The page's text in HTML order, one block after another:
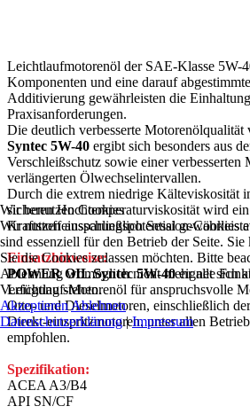
Leichtlaufmotorenöl der SAE-Klasse 5W-
Komponenten und eine darauf
Additivierung gewährleisten die
Praxisanforderungen.
Die deutlich verbesserte Motorenölqualität
Syntec 5W-40 ergibt sich besonders aus
Verschleißschutz sowie einer verbesserten
verlängerten Ölwechselintervallen.
Durch die extrem niedrige Kälteviskosität
sicheren Hochtemperaturviskosität wird
Kraftstoffeinsparungspotential
Einsatzhinweise:
POWER OIL Syntec 5W-40eignet sich
Leichtlauf-Motorenöl für anspruchsvolle
Otto- und Dieselmotoren, einschließlich
Direkt-einspritzmotoren, unter allen
empfohlen.
Spezifikation:
ACEA A3/B4
API SN/CF
Wir benutzen Cookies
Wir nutzen ausschließlich Session-Cookies
sind essenziell für den Betrieb der Seite.
Sie die Cookies zulassen möchten. Bitte
Ablehnung womöglich nicht mehr alle
Verfügung stehen.
AkzeptierenAblehnen
Datenschutzerklärung|Impressum